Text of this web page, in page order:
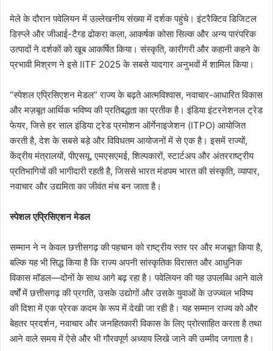
मेले के दौरान पवेलियन में उल्लेखनीय संख्या में दर्शक पहुंचे। इंटरैक्टिव डिजिटल
डिस्प्ले और जीआई-टैग्ड ढोकरा कला, आकर्षक कोसा सिल्क और अन्य पारंपरिक
उत्पादों ने दर्शकों को खूब आकर्षित किया। संस्कृति, कारीगरी और कहानी कहने के
प्रभावी मिश्रण ने इसे IITF 2025 के सबसे यादगार अनुभवों में शामिल किया।
“स्पेशल एप्रिसिएशन मेडल” राज्य के बढ़ते आत्मविश्वास, नवाचार-आधारित विकास
और मज़बूत आर्थिक भविष्य की प्रतिबद्धता का प्रतीक है। इंडिया इंटरनेशनल ट्रेड
फेयर, जिसे हर साल इंडिया ट्रेड प्रमोशन ऑर्गेनाइजेशन (ITPO) आयोजित
करती है, देश के सबसे बड़े और विविधतम आयोजनों में से एक है। इसमें राज्यों,
केंद्रीय मंत्रालयों, पीएसयू, एमएसएमई, शिल्पकारों, स्टार्टअप और अंतरराष्ट्रीय
प्रतिभागियों की भागीदारी रहती है, जिससे भारत मंडपम भारत की संस्कृति, व्यापार,
नवाचार और उद्यमिता का जीवंत मंच बन जाता है।
स्पेशल एप्रिसिएशन मेडल
सम्मान ने न केवल छत्तीसगढ़ की पहचान को राष्ट्रीय स्तर पर और मजबूत किया है,
बल्कि यह भी सिद्ध किया है कि राज्य अपनी सांस्कृतिक विरासत और आधुनिक
विकास मॉडल—दोनों के साथ आगे बढ़ रहा है। पवेलियन की यह उपलब्धि आने वाले
वर्षों में छत्तीसगढ़ की प्रगति, उसके उद्योगों और उसके युवाओं के उज्ज्वल भविष्य
की दिशा में एक प्रेरक कदम के रूप में देखी जा रही है। यह सम्मान राज्य को और
बेहतर प्रदर्शन, नवाचार और जनहितकारी विकास के लिए प्रोत्साहित करता है तथा
आने वाले समय में ऐसे और भी गौरवपूर्ण अध्याय लिखे जाने की उम्मीद जगाता है।